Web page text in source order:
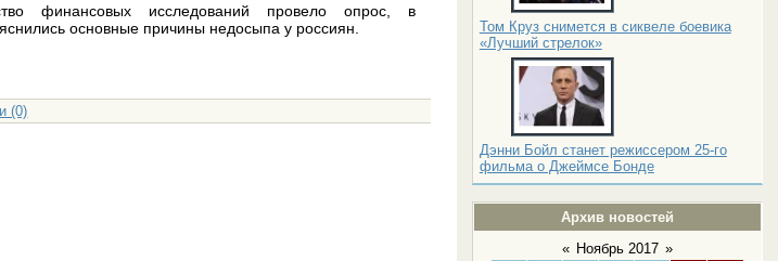
Том Круз снимется в сиквеле боевика
«Лучший стрелок»
Дэнни Бойл станет режиссером 25-го
фильма о Джеймсе Бонде
Архив новостей
« Ноябрь 2017 »
финансовых исследований провело опрос, в
основные причины недосыпа у россиян.
(0)